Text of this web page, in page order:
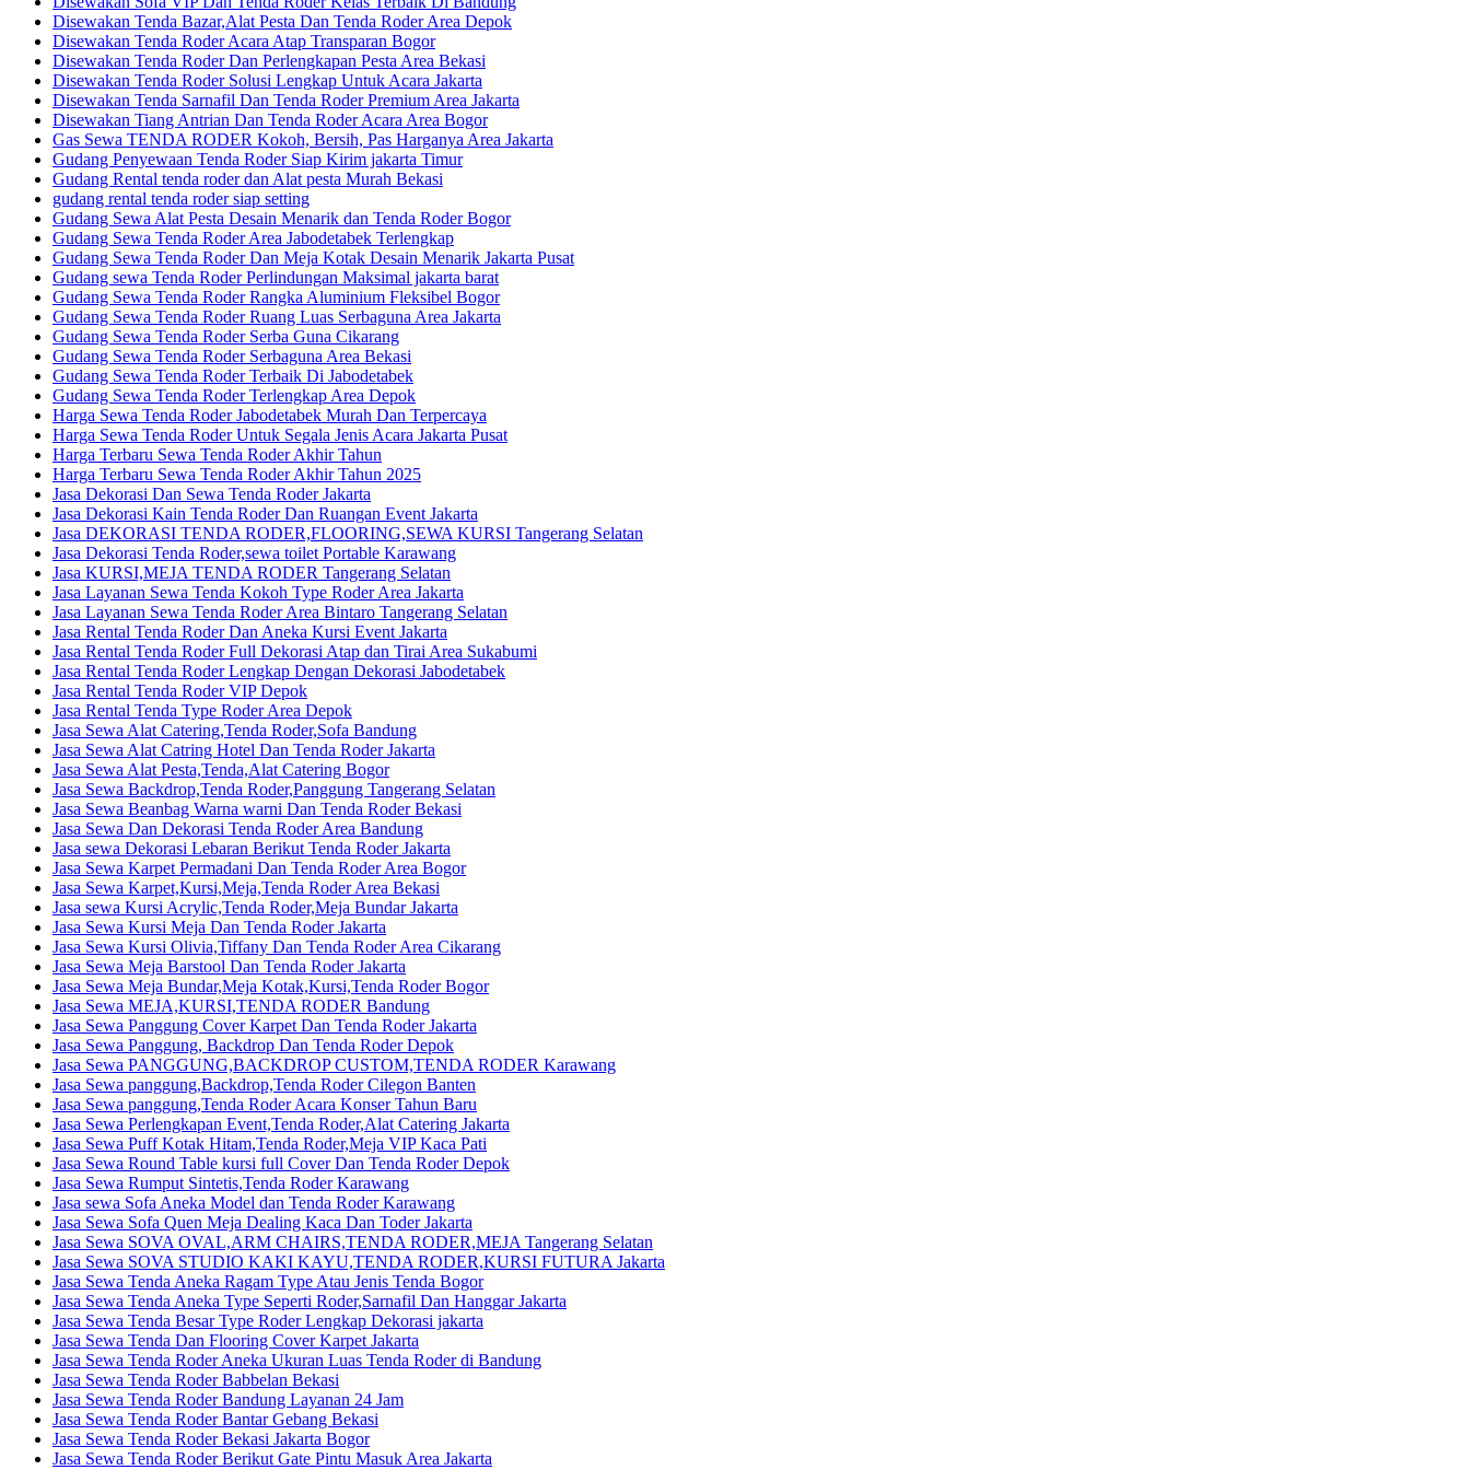
Disewakan Tenda Bazar,Alat Pesta Dan Tenda Roder Area Depok
Disewakan Tenda Roder Acara Atap Transparan Bogor
Disewakan Tenda Roder Dan Perlengkapan Pesta Area Bekasi
Disewakan Tenda Roder Solusi Lengkap Untuk Acara Jakarta
Disewakan Tenda Sarnafil Dan Tenda Roder Premium Area Jakarta
Disewakan Tiang Antrian Dan Tenda Roder Acara Area Bogor
Gas Sewa TENDA RODER Kokoh, Bersih, Pas Harganya Area Jakarta
Gudang Penyewaan Tenda Roder Siap Kirim jakarta Timur
Gudang Rental tenda roder dan Alat pesta Murah Bekasi
gudang rental tenda roder siap setting
Gudang Sewa Alat Pesta Desain Menarik dan Tenda Roder Bogor
Gudang Sewa Tenda Roder Area Jabodetabek Terlengkap
Gudang Sewa Tenda Roder Dan Meja Kotak Desain Menarik Jakarta Pusat
Gudang sewa Tenda Roder Perlindungan Maksimal jakarta barat
Gudang Sewa Tenda Roder Rangka Aluminium Fleksibel Bogor
Gudang Sewa Tenda Roder Ruang Luas Serbaguna Area Jakarta
Gudang Sewa Tenda Roder Serba Guna Cikarang
Gudang Sewa Tenda Roder Serbaguna Area Bekasi
Gudang Sewa Tenda Roder Terbaik Di Jabodetabek
Gudang Sewa Tenda Roder Terlengkap Area Depok
Harga Sewa Tenda Roder Jabodetabek Murah Dan Terpercaya
Harga Sewa Tenda Roder Untuk Segala Jenis Acara Jakarta Pusat
Harga Terbaru Sewa Tenda Roder Akhir Tahun
Harga Terbaru Sewa Tenda Roder Akhir Tahun 2025
Jasa Dekorasi Dan Sewa Tenda Roder Jakarta
Jasa Dekorasi Kain Tenda Roder Dan Ruangan Event Jakarta
Jasa DEKORASI TENDA RODER,FLOORING,SEWA KURSI Tangerang Selatan
Jasa Dekorasi Tenda Roder,sewa toilet Portable Karawang
Jasa KURSI,MEJA TENDA RODER Tangerang Selatan
Jasa Layanan Sewa Tenda Kokoh Type Roder Area Jakarta
Jasa Layanan Sewa Tenda Roder Area Bintaro Tangerang Selatan
Jasa Rental Tenda Roder Dan Aneka Kursi Event Jakarta
Jasa Rental Tenda Roder Full Dekorasi Atap dan Tirai Area Sukabumi
Jasa Rental Tenda Roder Lengkap Dengan Dekorasi Jabodetabek
Jasa Rental Tenda Roder VIP Depok
Jasa Rental Tenda Type Roder Area Depok
Jasa Sewa Alat Catering,Tenda Roder,Sofa Bandung
Jasa Sewa Alat Catring Hotel Dan Tenda Roder Jakarta
Jasa Sewa Alat Pesta,Tenda,Alat Catering Bogor
Jasa Sewa Backdrop,Tenda Roder,Panggung Tangerang Selatan
Jasa Sewa Beanbag Warna warni Dan Tenda Roder Bekasi
Jasa Sewa Dan Dekorasi Tenda Roder Area Bandung
Jasa sewa Dekorasi Lebaran Berikut Tenda Roder Jakarta
Jasa Sewa Karpet Permadani Dan Tenda Roder Area Bogor
Jasa Sewa Karpet,Kursi,Meja,Tenda Roder Area Bekasi
Jasa sewa Kursi Acrylic,Tenda Roder,Meja Bundar Jakarta
Jasa Sewa Kursi Meja Dan Tenda Roder Jakarta
Jasa Sewa Kursi Olivia,Tiffany Dan Tenda Roder Area Cikarang
Jasa Sewa Meja Barstool Dan Tenda Roder Jakarta
Jasa Sewa Meja Bundar,Meja Kotak,Kursi,Tenda Roder Bogor
Jasa Sewa MEJA,KURSI,TENDA RODER Bandung
Jasa Sewa Panggung Cover Karpet Dan Tenda Roder Jakarta
Jasa Sewa Panggung, Backdrop Dan Tenda Roder Depok
Jasa Sewa PANGGUNG,BACKDROP CUSTOM,TENDA RODER Karawang
Jasa Sewa panggung,Backdrop,Tenda Roder Cilegon Banten
Jasa Sewa panggung,Tenda Roder Acara Konser Tahun Baru
Jasa Sewa Perlengkapan Event,Tenda Roder,Alat Catering Jakarta
Jasa Sewa Puff Kotak Hitam,Tenda Roder,Meja VIP Kaca Pati
Jasa Sewa Round Table kursi full Cover Dan Tenda Roder Depok
Jasa Sewa Rumput Sintetis,Tenda Roder Karawang
Jasa sewa Sofa Aneka Model dan Tenda Roder Karawang
Jasa Sewa Sofa Quen Meja Dealing Kaca Dan Toder Jakarta
Jasa Sewa SOVA OVAL,ARM CHAIRS,TENDA RODER,MEJA Tangerang Selatan
Jasa Sewa SOVA STUDIO KAKI KAYU,TENDA RODER,KURSI FUTURA Jakarta
Jasa Sewa Tenda Aneka Ragam Type Atau Jenis Tenda Bogor
Jasa Sewa Tenda Aneka Type Seperti Roder,Sarnafil Dan Hanggar Jakarta
Jasa Sewa Tenda Besar Type Roder Lengkap Dekorasi jakarta
Jasa Sewa Tenda Dan Flooring Cover Karpet Jakarta
Jasa Sewa Tenda Roder Aneka Ukuran Luas Tenda Roder di Bandung
Jasa Sewa Tenda Roder Babbelan Bekasi
Jasa Sewa Tenda Roder Bandung Layanan 24 Jam
Jasa Sewa Tenda Roder Bantar Gebang Bekasi
Jasa Sewa Tenda Roder Bekasi Jakarta Bogor
Jasa Sewa Tenda Roder Berikut Gate Pintu Masuk Area Jakarta